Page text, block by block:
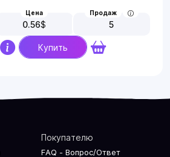
Цена
0.56$
Продаж
5
Купить
Покупателю
FAQ - Вопрос/Ответ